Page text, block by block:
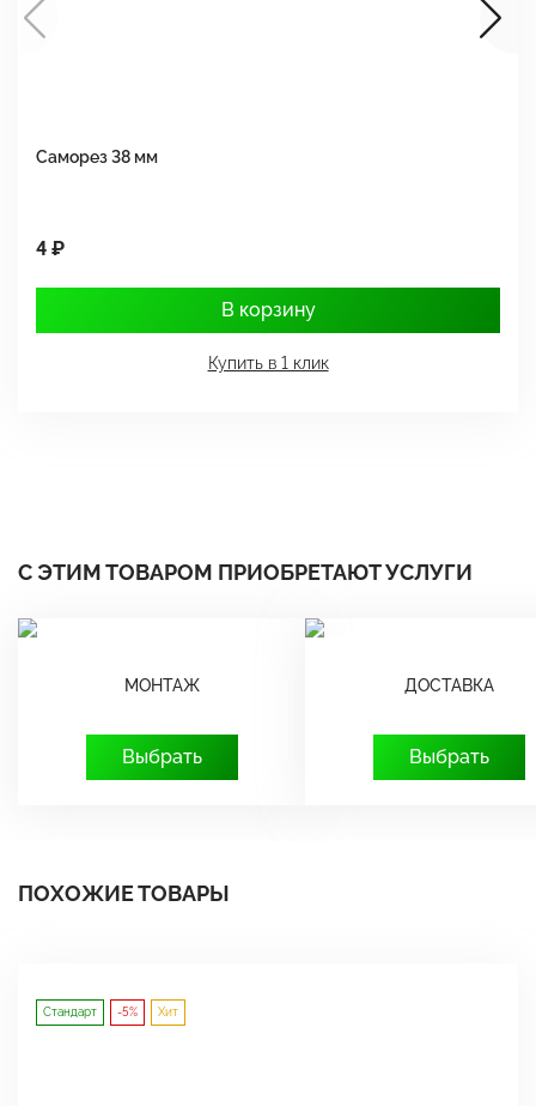
Саморез 38 мм
4 ₽
В корзину
Купить в 1 клик
С ЭТИМ ТОВАРОМ ПРИОБРЕТАЮТ УСЛУГИ
МОНТАЖ
Выбрать
ДОСТАВКА
Выбрать
ПОХОЖИЕ ТОВАРЫ
Стандарт -5% Хит